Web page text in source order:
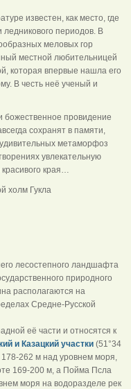
известен, как место, где
ледникового периодов. В
меловых гор
местной любительницей
которая впервые нашла его
В честь неё ученый и
божественное провидение
сохранят в памяти,
метаморфоз
увлекательную
края…
Гукла
лесостепного ландшафта
природного
располагаются на
Средне-Русской
её части и относятся к
и Казацкий участки (51°34
178-262 м над уровнем моря,
169-200 м, а Пойма Псла
моря на водоразделе рек